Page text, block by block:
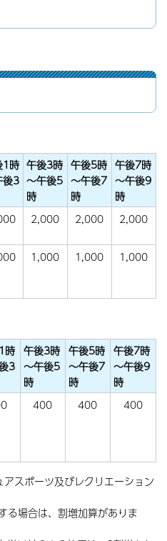
1時
後3
午後3時
～午後5
時
午後5時
～午後7
時
午後7時
～午後9
時
2,000 2,000 2,000
1,000 1,000 1,000
時
3
午後3時
～午後5
時
午後5時
～午後7
時
午後7時
～午後9
時
400 400 400
スポーツ及びレクリエーション
る場合は、割増加算がありま